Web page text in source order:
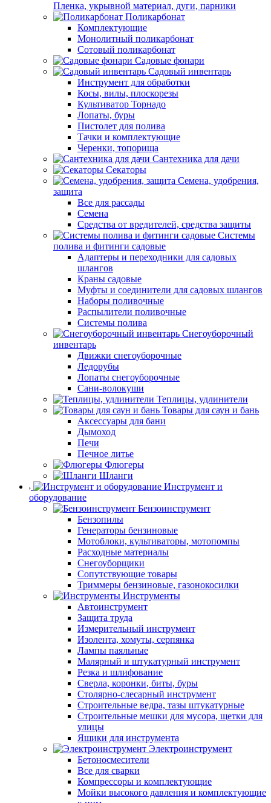
Пленка, укрывной материал, дуги, парники
Поликарбонат
Комплектующие
Монолитный поликарбонат
Сотовый поликарбонат
Садовые фонари
Садовый инвентарь
Инструмент для обработки
Косы, вилы, плоскорезы
Культиватор Торнадо
Лопаты, буры
Пистолет для полива
Тачки и комплектующие
Черенки, топорища
Сантехника для дачи
Секаторы
Семена, удобрения,
защита
Все для рассады
Семена
Средства от вредителей, средства защиты
Системы
полива и фитинги садовые
Адаптеры и переходники для садовых
шлангов
Краны садовые
Муфты и соединители для садовых шлангов
Наборы поливочные
Распылители поливочные
Системы полива
Снегоуборочный
инвентарь
Движки снегоуборочные
Ледорубы
Лопаты снегоуборочные
Сани-волокуши
Теплицы, удлинители
Товары для саун и бань
Аксессуары для бани
Дымоход
Печи
Печное литье
Флюгеры
Шланги
Инструмент и
оборудование
Бензоинструмент
Бензопилы
Генераторы бензиновые
Мотоблоки, культиваторы, мотопомпы
Расходные материалы
Снегоуборщики
Сопутствующие товары
Триммеры бензиновые, газонокосилки
Инструменты
Автоинструмент
Защита труда
Измерительный инструмент
Изолента, хомуты, серпянка
Лампы паяльные
Малярный и штукатурный инструмент
Резка и шлифование
Сверла, коронки, биты, буры
Столярно-слесарный инструмент
Строительные ведра, тазы штукатурные
Строительные мешки для мусора, щетки для
улицы
Ящики для инструмента
Электроинструмент
Бетоносмесители
Все для сварки
Компрессоры и комплектующие
Мойки высокого давления и комплектующие